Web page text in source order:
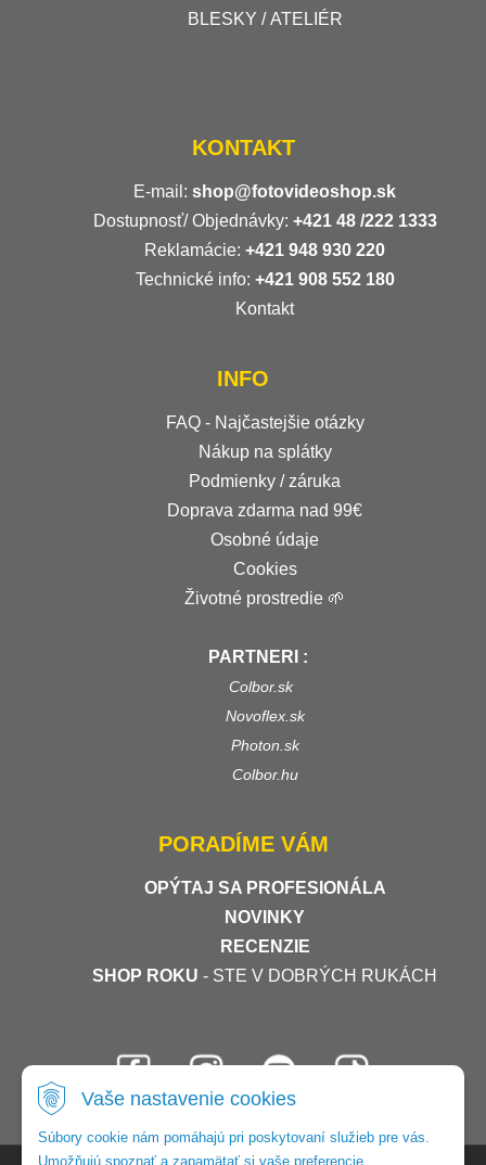
Vaše nastavenie cookies
Súbory cookie nám pomáhajú pri poskytovaní služieb pre vás.
Umožňujú spoznať a zapamätať si vaše preferencie.
BLESKY / ATELIÉR
KONTAKT
E-mail: shop@fotovideoshop.sk
Dostupnosť/ Objednávky: +421 48 /222 1333
Reklamácie: +421 948 930 220
Technické info: +421 908 552 180
Kontakt
INFO
FAQ - Najčastejšie otázky
Nákup na splátky
Podmienky / záruka
Doprava zdarma nad 99€
Osobné údaje
Cookies
Životné prostredie 🌱
PARTNERI :
Colbor.sk
Novoflex.sk
Photon.sk
Colbor.hu
PORADÍME VÁM
OPÝTAJ SA PROFESIONÁLA
NOVINKY
RECENZIE
SHOP ROKU - STE V DOBRÝCH RUKÁCH